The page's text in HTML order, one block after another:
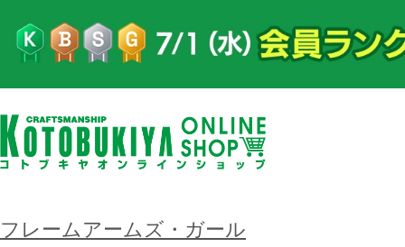
フレームアームズ・ガール